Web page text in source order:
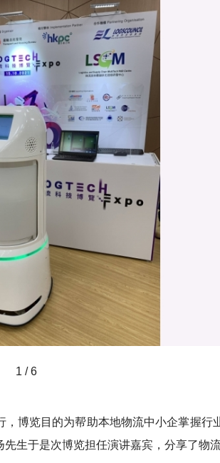
1 / 6
博览目的为帮助本地物流中小企掌握
生于是次博览担任演讲嘉宾，分享了物